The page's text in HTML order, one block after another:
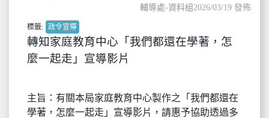
輔導處-資料組2026/03/19 發佈
標籤: 政令宣導
轉知家庭教育中心「我們都還在學著，怎
麼一起走」宣導影片
主旨：有關本局家庭教育中心製作之「我們都還在
學著，怎麼一起走」宣導影片，請惠予協助透過多